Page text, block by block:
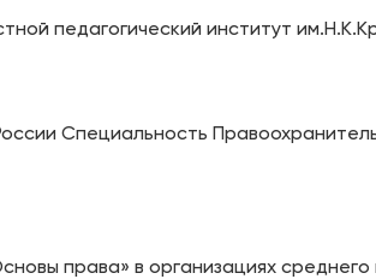
педагогический институт
Специальность
права» в организациях